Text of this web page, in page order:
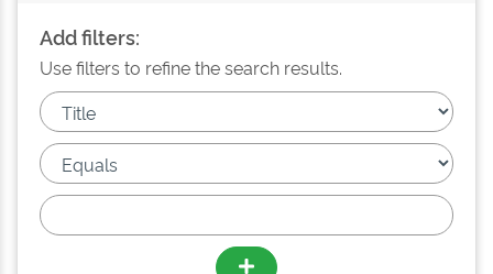
Add filters:
Use filters to refine the search results.